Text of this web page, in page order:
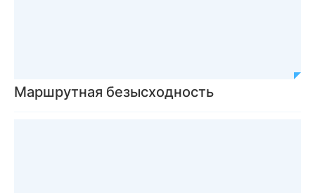
Маршрутная безысходность